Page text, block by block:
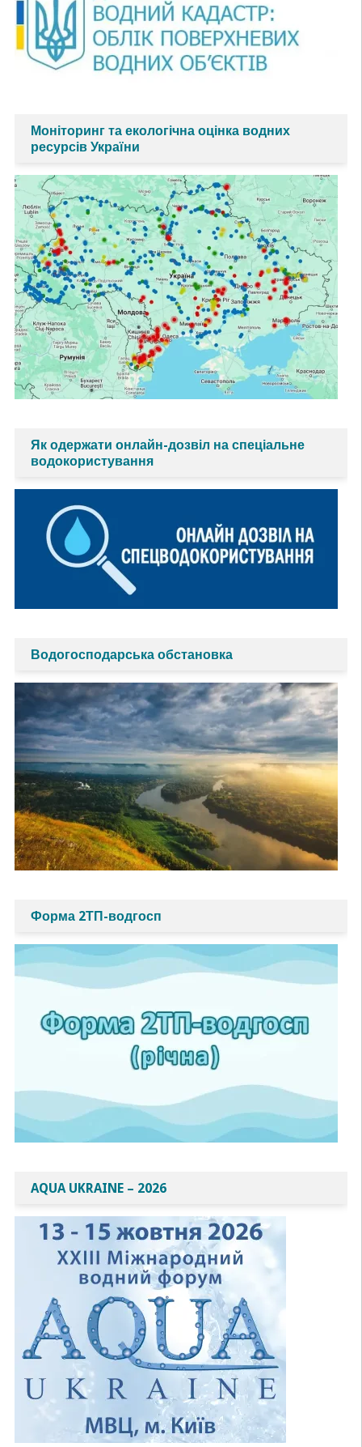
Моніторинг та екологічна оцінка водних
ресурсів України
Як одержати онлайн-дозвіл на спеціальне
водокористування
Водогосподарська обстановка
Форма 2ТП-водгосп
AQUA UKRAINE – 2026